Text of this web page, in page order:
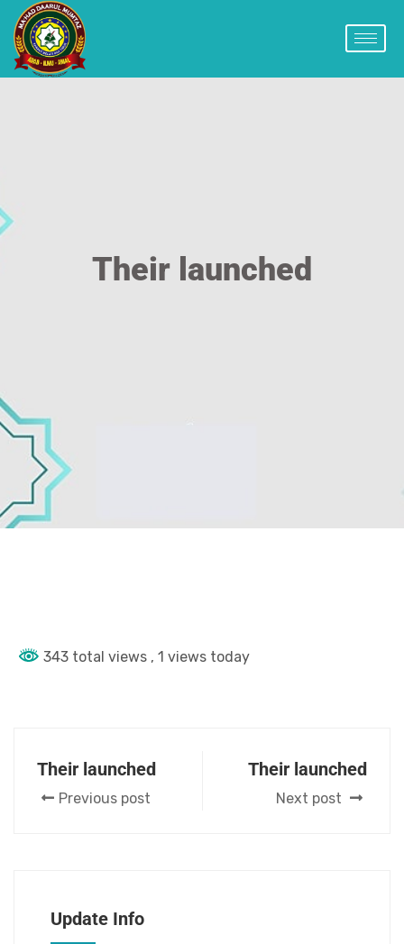
Their launched
343 total views , 1 views today
Their launched
Previous post
Their launched
Next post
Update Info